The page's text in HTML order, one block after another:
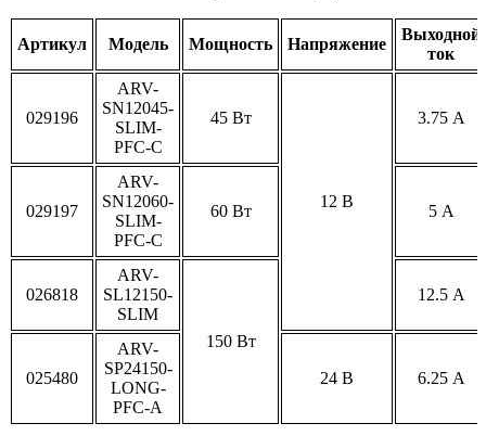
Артикул Модель Мощность Напряжение
Выходной
ток
029196
ARV-
SN12045-
SLIM-
PFC-C
45 Вт
12 В
3.75 А
029197
ARV-
SN12060-
SLIM-
PFC-C
60 Вт 5 А
026818
ARV-
SL12150-
SLIM
150 Вт
12.5 А
025480
ARV-
SP24150-
LONG-
PFC-A
24 В 6.25 А